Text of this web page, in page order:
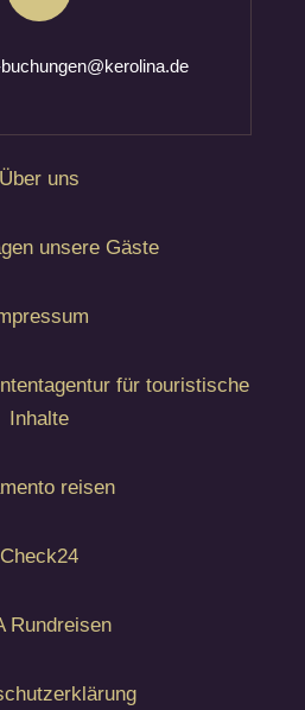
Über uns
unsere Gäste
für touristische
Inhalte
reisen
Check24
Rundreisen